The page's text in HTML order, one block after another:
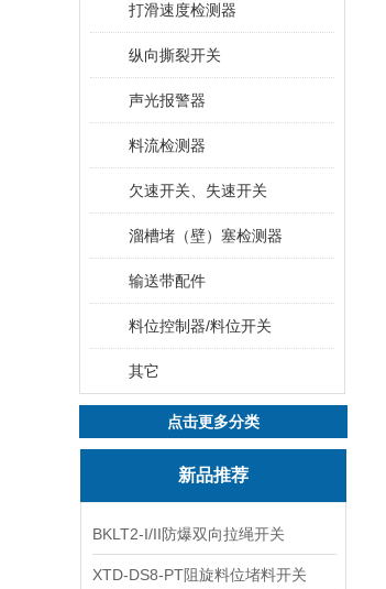
打滑速度检测器
纵向撕裂开关
声光报警器
料流检测器
欠速开关、失速开关
溜槽堵（壁）塞检测器
输送带配件
料位控制器/料位开关
其它
点击更多分类
新品推荐
BKLT2-I/II防爆双向拉绳开关
XTD-DS8-PT阻旋料位堵料开关